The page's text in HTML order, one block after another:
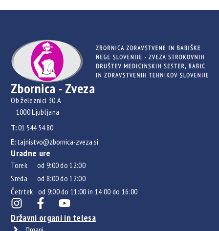
Zbornica - Zveza
Ob železnici 30 A
1000 Ljubljana
T:01 544 54 80
E: tajnistvo@zbornica-zveza.si
Uradne ure
Torek od 9:00 do 12:00
Sreda od 8:00 do 12:00
Četrtek od 9:00 do 11:00 in 14:00 do 16:00
Državni organi in telesa